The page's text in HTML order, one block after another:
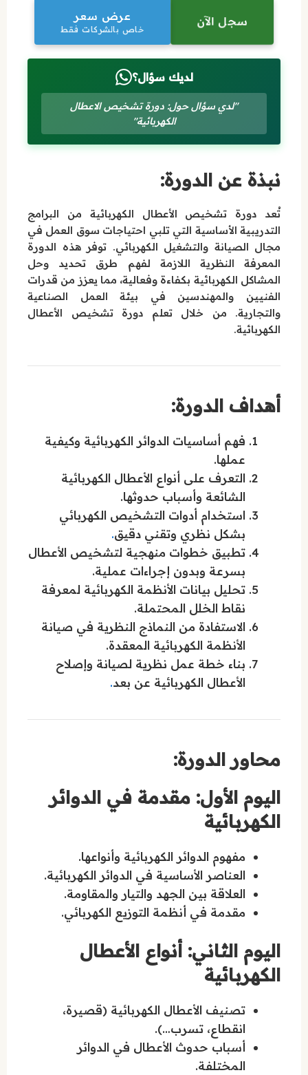
سجل الآن عرض سعر
خاص بالشركات فقط
لديك سؤال؟
"لدي سؤال حول: دورة تشخيص الاعطال
الكهربائية"
نبذة عن الدورة:
تُعد دورة تشخيص الأعطال الكهربائية من البرامج
التدريبية الأساسية التي تلبي احتياجات سوق العمل في
مجال الصيانة والتشغيل الكهربائي. توفر هذه الدورة
المعرفة النظرية اللازمة لفهم طرق تحديد وحل
المشاكل الكهربائية بكفاءة وفعالية، مما يعزز من قدرات
الفنيين والمهندسين في بيئة العمل الصناعية
والتجارية. من خلال تعلم دورة تشخيص الأعطال
الكهربائية.
أهداف الدورة:
فهم أساسيات الدوائر الكهربائية وكيفية
عملها.
التعرف على أنواع الأعطال الكهربائية
الشائعة وأسباب حدوثها.
استخدام أدوات التشخيص الكهربائي
بشكل نظري وتقني دقيق.
تطبيق خطوات منهجية لتشخيص الأعطال
بسرعة وبدون إجراءات عملية.
تحليل بيانات الأنظمة الكهربائية لمعرفة
نقاط الخلل المحتملة.
الاستفادة من النماذج النظرية في صيانة
الأنظمة الكهربائية المعقدة.
بناء خطة عمل نظرية لصيانة وإصلاح
الأعطال الكهربائية عن بعد.
محاور الدورة:
اليوم الأول: مقدمة في الدوائر
الكهربائية
مفهوم الدوائر الكهربائية وأنواعها.
العناصر الأساسية في الدوائر الكهربائية.
العلاقة بين الجهد والتيار والمقاومة.
مقدمة في أنظمة التوزيع الكهربائي.
اليوم الثاني: أنواع الأعطال
الكهربائية
تصنيف الأعطال الكهربائية (قصيرة،
انقطاع، تسرب…).
أسباب حدوث الأعطال في الدوائر
المختلفة.